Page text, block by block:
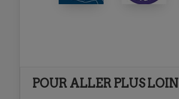
POUR ALLER PLUS LOIN